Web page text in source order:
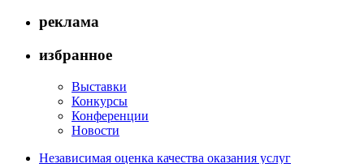
реклама
избранное
Выставки
Конкурсы
Конференции
Новости
Независимая оценка качества оказания услуг